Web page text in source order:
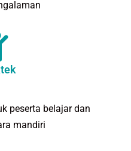
peserta belajar dan
mandiri